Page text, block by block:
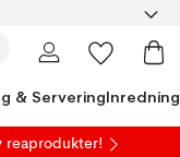
& ServeringInredning
reaprodukter!